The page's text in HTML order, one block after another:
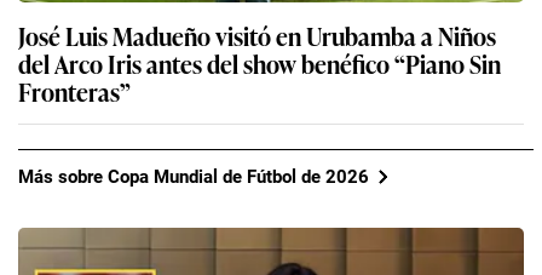
José Luis Madueño visitó en Urubamba a Niños
del Arco Iris antes del show benéfico “Piano Sin
Fronteras”
Más sobre Copa Mundial de Fútbol de 2026